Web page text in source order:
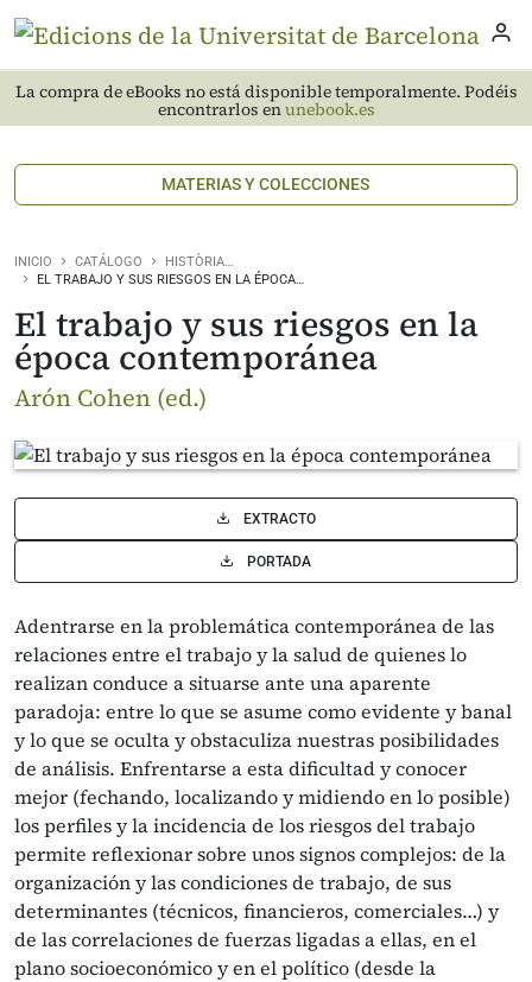
La compra de eBooks no está disponible temporalmente. Podéis
encontrarlos enunebook.es
MATERIAS Y COLECCIONES
INICIO CATÁLOGO
HISTÒRIA…
EL TRABAJO Y SUS RIESGOS EN LA ÉPOCA…
El trabajo y sus riesgos en la
época contemporánea
Arón Cohen (ed.)
EXTRACTO
PORTADA
Adentrarse en la problemática contemporánea de las
relaciones entre el trabajo y la salud de quienes lo
realizan conduce a situarse ante una aparente
paradoja: entre lo que se asume como evidente y banal
y lo que se oculta y obstaculiza nuestras posibilidades
de análisis. Enfrentarse a esta dificultad y conocer
mejor (fechando, localizando y midiendo en lo posible)
los perfiles y la incidencia de los riesgos del trabajo
permite reflexionar sobre unos signos complejos: de la
organización y las condiciones de trabajo, de sus
determinantes (técnicos, financieros, comerciales…) y
de las correlaciones de fuerzas ligadas a ellas, en el
plano socioeconómico y en el político (desde la